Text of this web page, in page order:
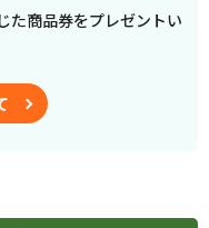
た商品券をプレゼントい